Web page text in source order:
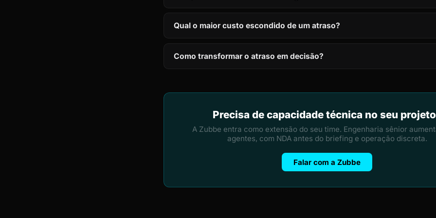
Qual o maior custo escondido de um atraso?
Como transformar o atraso em decisão?
Precisa de capacidade técnica no seu
A Zubbe entra como extensão do seu time. Engenharia sênior
agentes, com NDA antes do briefing e operação discreta.
Falar com a Zubbe